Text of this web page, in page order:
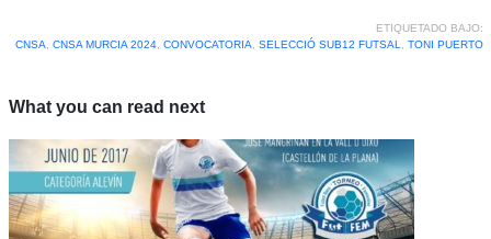
ETIQUETADO BAJO:
CNSA
CNSA MURCIA 2024, CONVOCATORIA SELECCIÓ SUB12 FUTSAL TONI PUERTO
What you can read next